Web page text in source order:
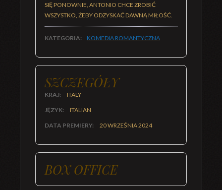
SIĘ PONOWNIE, ANTONIO CHCE ZROBIĆ
WSZYSTKO, ŻEBY ODZYSKAĆ DAWNĄ MIŁOŚĆ.
KATEGORIA: KOMEDIA ROMANTYCZNA
SZCZEGÓŁY
KRAJ: ITALY
JĘZYK: ITALIAN
DATA PREMIERY: 20 WRZEŚNIA 2024
BOX OFFICE